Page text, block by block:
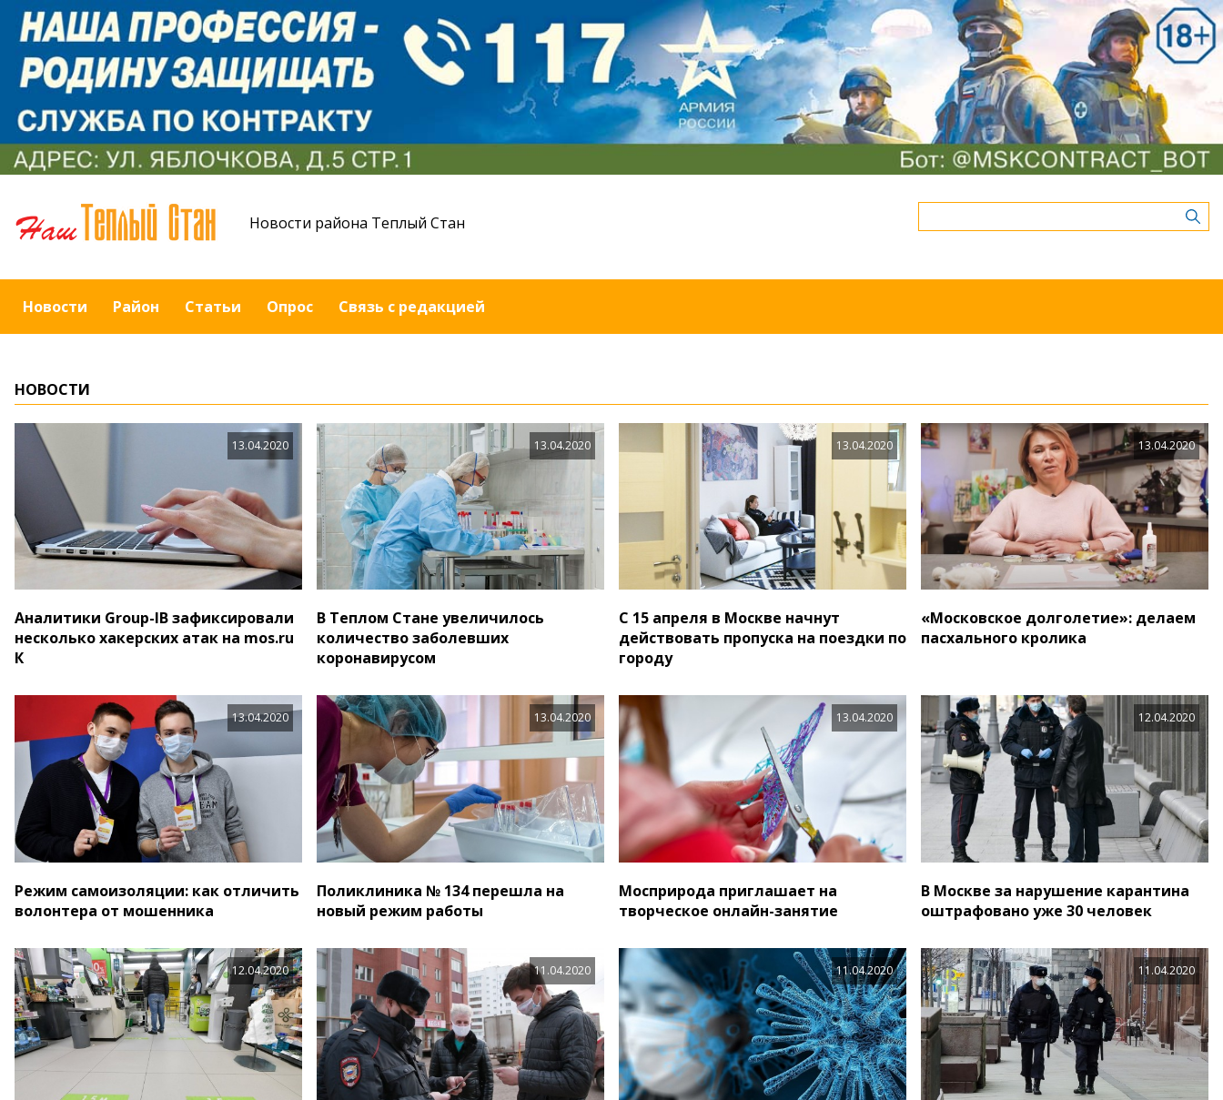
Новости района Теплый Стан
Новости Район Статьи Опрос Связь с редакцией
НОВОСТИ
13.04.2020
Аналитики Group-IB зафиксировали
несколько хакерских атак на mos.ru
К
13.04.2020
В Теплом Стане увеличилось
количество заболевших
коронавирусом
13.04.2020
С 15 апреля в Москве начнут
действовать пропуска на поездки по
городу
13.04.2020
«Московское долголетие»: делаем
пасхального кролика
13.04.2020
Режим самоизоляции: как отличить
волонтера от мошенника
13.04.2020
Поликлиника № 134 перешла на
новый режим работы
13.04.2020
Мосприрода приглашает на
творческое онлайн-занятие
12.04.2020
В Москве за нарушение карантина
оштрафовано уже 30 человек
12.04.2020 11.04.2020 11.04.2020 11.04.2020